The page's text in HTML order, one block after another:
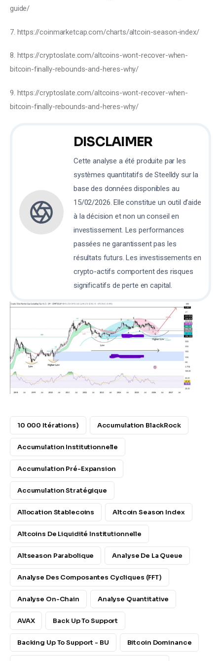
guide/
7. https://coinmarketcap.com/charts/altcoin-season-index/
8. https://cryptoslate.com/altcoins-wont-recover-when-
bitcoin-finally-rebounds-and-heres-why/
9. https://cryptoslate.com/altcoins-wont-recover-when-
bitcoin-finally-rebounds-and-heres-why/
DISCLAIMER
Cette analyse a été produite par les
systèmes quantitatifs de Steelldy sur la
base des données disponibles au
15/02/2026. Elle constitue un outil d’aide
à la décision et non un conseil en
investissement. Les performances
passées ne garantissent pas les
résultats futurs. Les investissements en
crypto-actifs comportent des risques
significatifs de perte en capital.
10 000 Itérations) Accumulation BlackRock
Accumulation Institutionnelle
Accumulation Pré-Expansion
Accumulation Stratégique
Allocation Stablecoins Altcoin Season Index
Altcoins De Liquidité Institutionnelle
Altseason Parabolique Analyse De La Queue
Analyse Des Composantes Cycliques (FFT)
Analyse On-Chain Analyse Quantitative
AVAX Back Up To Support
Backing Up To Support - BU Bitcoin Dominance